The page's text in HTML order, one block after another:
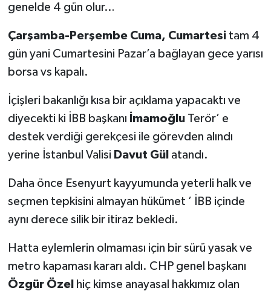
genelde 4 gün olur…
Çarşamba-Perşembe Cuma, Cumartesitam 4
gün yani Cumartesini Pazar’a bağlayan gece yarısı
borsa vs kapalı.
İçişleri bakanlığı kısa bir açıklama yapacaktı ve
diyecekti ki İBB başkanı İmamoğluTerör’ e
destek verdiği gerekçesi ile görevden alındı
yerine İstanbul Valisi Davut Gül atandı.
Daha önce Esenyurt kayyumunda yeterli halk ve
seçmen tepkisini almayan hükümet ’ İBB içinde
aynı derece silik bir itiraz bekledi.
Hatta eylemlerin olmaması için bir sürü yasak ve
metro kapaması kararı aldı. CHP genel başkanı
Özgür Özel hiç kimse anayasal hakkımız olan